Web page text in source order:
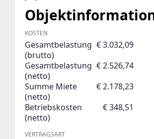
KOSTEN
Gesamtbelastung
(brutto)
€ 3.032,09
Gesamtbelastung
(netto)
€ 2.526,74
Summe Miete
(netto)
€ 2.178,23
Betriebskosten
(netto)
€ 348,51
VERTRAGSART